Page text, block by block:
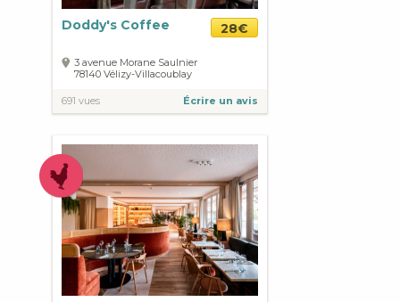
Doddy's Coffee 28€
3 avenue Morane Saulnier
78140 Vélizy-Villacoublay
691 vues Écrire un avis